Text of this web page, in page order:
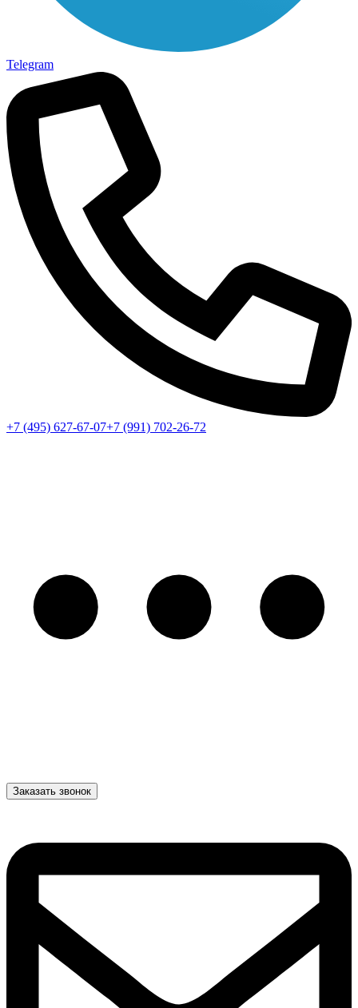
Telegram
+7 (495) 627-67-07+7 (991) 702-26-72
Заказать звонок